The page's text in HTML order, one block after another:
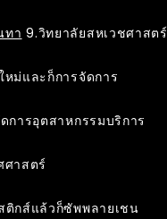
ทา 9.วิทยาลัยสหเวชศาสตร์
หม่และก็การจัดการ
ดการอุตสาหกรรมบริการ
ศาสตร์
ติกส์แล้วก็ซัพพลายเชน